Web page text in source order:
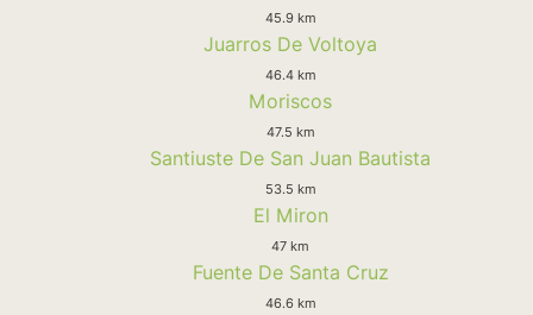
45.9 km
Juarros De Voltoya
46.4 km
Moriscos
47.5 km
Santiuste De San Juan Bautista
53.5 km
El Miron
47 km
Fuente De Santa Cruz
46.6 km